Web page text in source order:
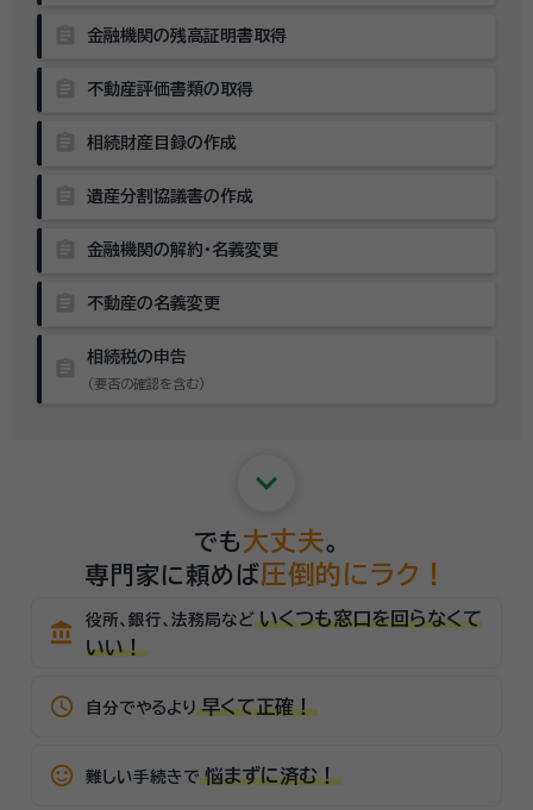
金融機関の残高証明書取得
不動産評価書類の取得
相続財産目録の作成
遺産分割協議書の作成
金融機関の解約・名義変更
不動産の名義変更
相続税の申告
（要否の確認を含む）
keyboard_arrow_down
でも 大丈夫。
専門家に頼めば圧倒的にラク！
account_balance 役所、銀行、法務局など いくつも窓口を回らなくて
いい！
schedule 自分でやるより 早くて正確！
sentiment_satisfied_alt 難しい手続きで 悩まずに済む！